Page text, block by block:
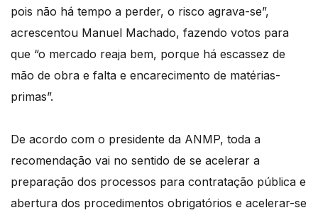
pois não há tempo a perder, o risco agrava-se”,
acrescentou Manuel Machado, fazendo votos para
que “o mercado reaja bem, porque há escassez de
mão de obra e falta e encarecimento de matérias-
primas”.
De acordo com o presidente da ANMP, toda a
recomendação vai no sentido de se acelerar a
preparação dos processos para contratação pública e
abertura dos procedimentos obrigatórios e acelerar-se